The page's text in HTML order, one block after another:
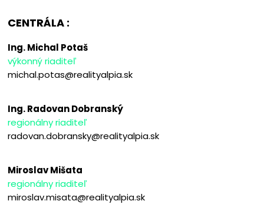
CENTRÁLA :
Ing. Michal Potaš
výkonný riaditeľ
michal.potas@realityalpia.sk
Ing. Radovan Dobranský
regionálny riaditeľ
radovan.dobransky@realityalpia.sk
Miroslav Mišata
regionálny riaditeľ
miroslav.misata@realityalpia.sk